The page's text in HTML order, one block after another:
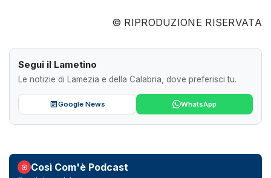
© RIPRODUZIONE RISERVATA
Segui il Lametino
Le notizie di Lamezia e della Calabria, dove preferisci tu.
Google News WhatsApp
Così Com'è Podcast